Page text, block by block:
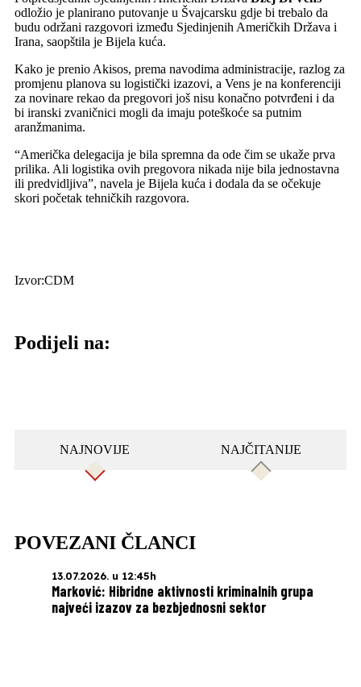
odložio je planirano putovanje u Švajcarsku gdje bi trebalo da
budu održani razgovori između Sjedinjenih Američkih Država i
Irana, saopštila je Bijela kuća.
Kako je prenio Akisos, prema navodima administracije, razlog za
promjenu planova su logistički izazovi, a Vens je na konferenciji
za novinare rekao da pregovori još nisu konačno potvrđeni i da
bi iranski zvaničnici mogli da imaju poteškoće sa putnim
aranžmanima.
“Američka delegacija je bila spremna da ode čim se ukaže prva
prilika. Ali logistika ovih pregovora nikada nije bila jednostavna
ili predvidljiva”, navela je Bijela kuća i dodala da se očekuje
skori početak tehničkih razgovora.
Izvor:CDM
Podijeli na:
NAJNOVIJE NAJČITANIJE
POVEZANI ČLANCI
13.07.2026. u 12:45h
Marković: Hibridne aktivnosti kriminalnih grupa
najveći izazov za bezbjednosni sektor